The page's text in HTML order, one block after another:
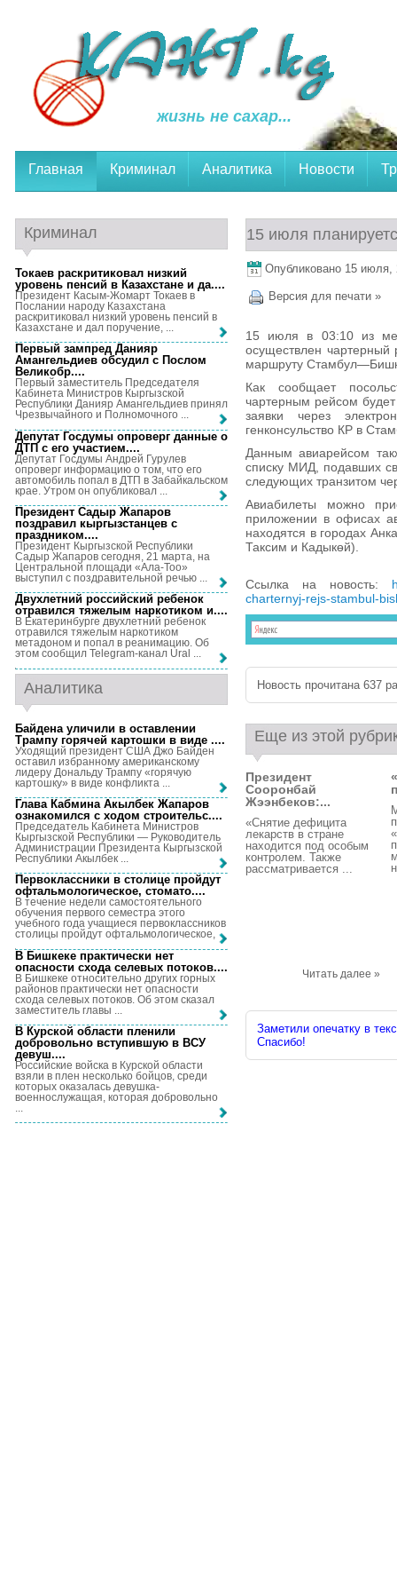
жизнь не сахар...
Главная Криминал Аналитика Новости
15 июля
Опубликовано 15 июля,
Версия для печати »
15 июля в 03:10 из
осуществлен чартерный
маршруту
Как сообщает
чартерным рейсом
заявки через
генконсульство КР в
Данным авиарейсом
списку МИД, подавших
следующих транзитом
Авиабилеты можно
приложении в офисах
находятся в городах
Таксим и Кадыкөй).
Ссылка на новость:
charternyj-rejs-stambul-
Новость прочитана 637
Еще из этой
Президент
Сооронбай
Жээнбеков:...
«Снятие дефицита
лекарств в стране
находится под особым
контролем. Также
рассматривается ...
Читать далее »
Заметили опечатку в
Спасибо!
Криминал
Токаев раскритиковал низкий
уровень пенсий в Казахстане и да....
Президент Касым-Жомарт Токаев в
Послании народу Казахстана
раскритиковал низкий уровень пенсий в
Казахстане и дал поручение, ...
Первый зампред Данияр
Амангельдиев обсудил с Послом
Великобр....
Первый заместитель Председателя
Кабинета Министров Кыргызской
Республики Данияр Амангельдиев принял
Чрезвычайного и Полномочного ...
Депутат Госдумы опроверг данные о
ДТП с его участием....
Депутат Госдумы Андрей Гурулев
опроверг информацию о том, что его
автомобиль попал в ДТП в Забайкальском
крае. Утром он опубликовал ...
Президент Садыр Жапаров
поздравил кыргызстанцев с
праздником....
Президент Кыргызской Республики
Садыр Жапаров сегодня, 21 марта, на
Центральной площади «Ала-Тоо»
выступил с поздравительной речью ...
Двухлетний российский ребенок
отравился тяжелым наркотиком и....
В Екатеринбурге двухлетний ребенок
отравился тяжелым наркотиком
метадоном и попал в реанимацию. Об
этом сообщил Telegram-канал Ural ...
Аналитика
Байдена уличили в оставлении
Трампу горячей картошки в виде ....
Уходящий президент США Джо Байден
оставил избранному американскому
лидеру Дональду Трампу «горячую
картошку» в виде конфликта ...
Глава Кабмина Акылбек Жапаров
ознакомился с ходом строительс....
Председатель Кабинета Министров
Кыргызской Республики — Руководитель
Администрации Президента Кыргызской
Республики Акылбек ...
Первоклассники в столице пройдут
офтальмологическое, стомато....
В течение недели самостоятельного
обучения первого семестра этого
учебного года учащиеся первоклассников
столицы пройдут офтальмологическое, ...
В Бишкеке практически нет
опасности схода селевых потоков....
В Бишкеке относительно других горных
районов практически нет опасности
схода селевых потоков. Об этом сказал
заместитель главы ...
В Курской области пленили
добровольно вступившую в ВСУ
девуш....
Российские войска в Курской области
взяли в плен несколько бойцов, среди
которых оказалась девушка-
военнослужащая, которая добровольно
...